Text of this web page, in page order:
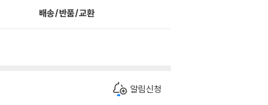
배송/반품/교환
알림신청